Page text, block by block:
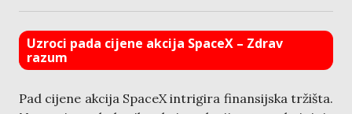
Uzroci pada cijene akcija SpaceX – Zdrav
razum
Pad cijene akcija SpaceX intrigira finansijska tržišta.